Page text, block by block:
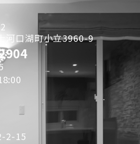
河口湖町小立3960-9
2-15